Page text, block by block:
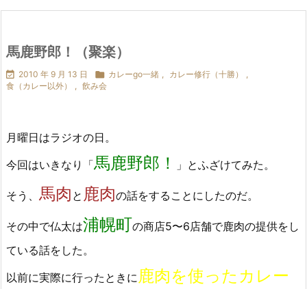
馬鹿野郎！（聚楽）
 2010 年 9 月 13 日  カレーgo一緒 , カレー修行（十勝）
,
食（カレー以外）
, 飲み会
月曜日はラジオの日。
今回はいきなり「馬鹿野郎！ 」とふざけてみた。
そう、 馬肉 と 鹿肉の話をすることにしたのだ。
その中で仏太は浦幌町の商店5〜6店舗で鹿肉の提供をし
ている話をした。
以前に実際に行ったときに鹿肉を使ったカレー